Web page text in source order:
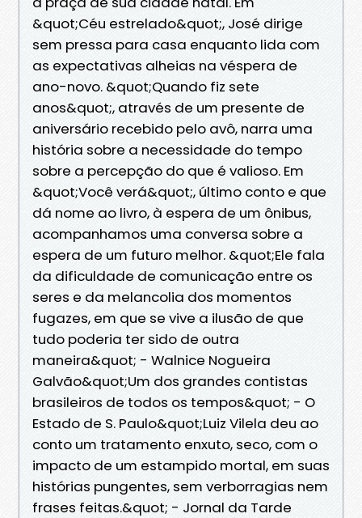
&quot;Céu estrelado&quot;, José dirige
sem pressa para casa enquanto lida com
as expectativas alheias na véspera de
ano-novo. &quot;Quando fiz sete
anos&quot;, através de um presente de
aniversário recebido pelo avô, narra uma
história sobre a necessidade do tempo
sobre a percepção do que é valioso. Em
&quot;Você verá&quot;, último conto e que
dá nome ao livro, à espera de um ônibus,
acompanhamos uma conversa sobre a
espera de um futuro melhor. &quot;Ele fala
da dificuldade de comunicação entre os
seres e da melancolia dos momentos
fugazes, em que se vive a ilusão de que
tudo poderia ter sido de outra
maneira&quot; - Walnice Nogueira
Galvão&quot;Um dos grandes contistas
brasileiros de todos os tempos&quot; - O
Estado de S. Paulo&quot;Luiz Vilela deu ao
conto um tratamento enxuto, seco, com o
impacto de um estampido mortal, em suas
histórias pungentes, sem verborragias nem
frases feitas.&quot; - Jornal da Tarde